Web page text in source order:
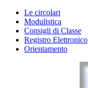
Le circolari
Modulistica
Consigli di Classe
Registro Elettronico
Orientamento